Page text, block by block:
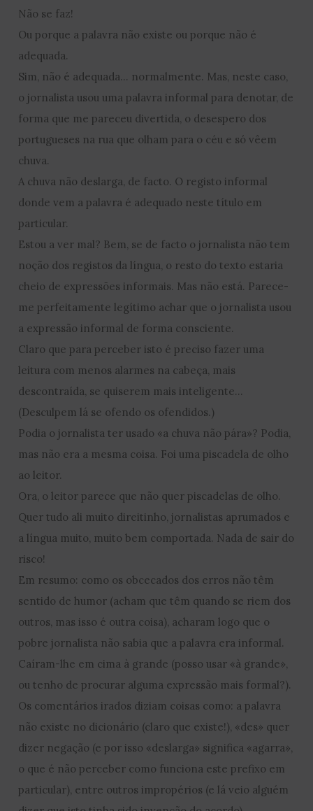
Não se faz!
Ou porque a palavra não existe ou porque não é
adequada.
Sim, não é adequada… normalmente. Mas, neste caso,
o jornalista usou uma palavra informal para denotar, de
forma que me pareceu divertida, o desespero dos
portugueses na rua que olham para o céu e só vêem
chuva.
A chuva não deslarga, de facto. O registo informal
donde vem a palavra é adequado neste título em
particular.
Estou a ver mal? Bem, se de facto o jornalista não tem
noção dos registos da língua, o resto do texto estaria
cheio de expressões informais. Mas não está. Parece-
me perfeitamente legítimo achar que o jornalista usou
a expressão informal de forma consciente.
Claro que para perceber isto é preciso fazer uma
leitura com menos alarmes na cabeça, mais
descontraída, se quiserem mais inteligente…
(Desculpem lá se ofendo os ofendidos.)
Podia o jornalista ter usado «a chuva não pára»? Podia,
mas não era a mesma coisa. Foi uma piscadela de olho
ao leitor.
Ora, o leitor parece que não quer piscadelas de olho.
Quer tudo ali muito direitinho, jornalistas aprumados e
a língua muito, muito bem comportada. Nada de sair do
risco!
Em resumo: como os obcecados dos erros não têm
sentido de humor (acham que têm quando se riem dos
outros, mas isso é outra coisa), acharam logo que o
pobre jornalista não sabia que a palavra era informal.
Caíram-lhe em cima à grande (posso usar «à grande»,
ou tenho de procurar alguma expressão mais formal?).
Os comentários irados diziam coisas como: a palavra
não existe no dicionário (claro que existe!), «des» quer
dizer negação (e por isso «deslarga» significa «agarra»,
o que é não perceber como funciona este prefixo em
particular), entre outros impropérios (e lá veio alguém